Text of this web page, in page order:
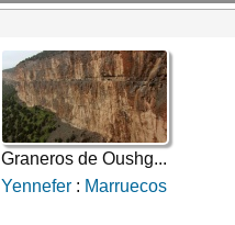
Graneros de Oushg...
Yennefer : Marruecos